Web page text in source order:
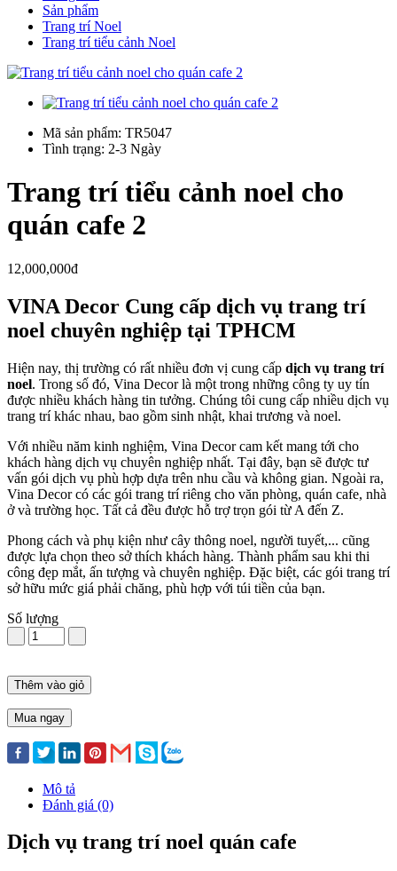
Sản phẩm
Trang trí Noel
Trang trí tiểu cảnh Noel
Mã sản phẩm: TR5047
Tình trạng: 2-3 Ngày
Trang trí tiểu cảnh noel cho
quán cafe 2
12,000,000đ
VINA Decor Cung cấp dịch vụ trang trí
noel chuyên nghiệp tại TPHCM
Hiện nay, thị trường có rất nhiều đơn vị cung cấp dịch vụ trang trí
noel. Trong số đó, Vina Decor là một trong những công ty uy tín
được nhiều khách hàng tin tưởng. Chúng tôi cung cấp nhiều dịch vụ
trang trí khác nhau, bao gồm sinh nhật, khai trương và noel.
Với nhiều năm kinh nghiệm, Vina Decor cam kết mang tới cho
khách hàng dịch vụ chuyên nghiệp nhất. Tại đây, bạn sẽ được tư
vấn gói dịch vụ phù hợp dựa trên nhu cầu và không gian. Ngoài ra,
Vina Decor có các gói trang trí riêng cho văn phòng, quán cafe, nhà
ở và trường học. Tất cả đều được hỗ trợ trọn gói từ A đến Z.
Phong cách và phụ kiện như cây thông noel, người tuyết,... cũng
được lựa chọn theo sở thích khách hàng. Thành phẩm sau khi thi
công đẹp mắt, ấn tượng và chuyên nghiệp. Đặc biệt, các gói trang trí
sở hữu mức giá phải chăng, phù hợp với túi tiền của bạn.
Số lượng
Thêm vào giỏ
Mua ngay
Mô tả
Đánh giá (0)
Dịch vụ trang trí noel quán cafe